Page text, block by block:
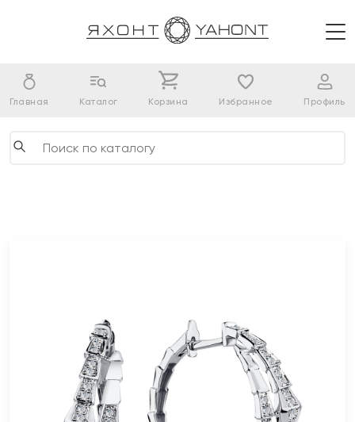
Главная Каталог Корзина Избранное Профиль